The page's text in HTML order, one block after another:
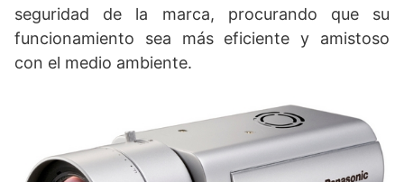
seguridad de la marca, procurando que su
funcionamiento sea más eficiente y amistoso
con el medio ambiente.